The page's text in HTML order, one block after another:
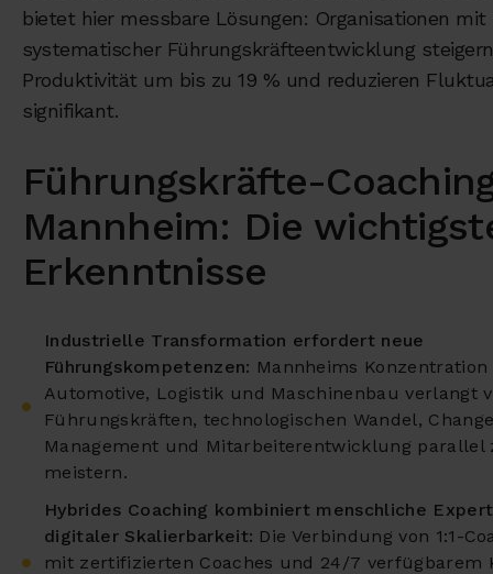
bietet hier messbare Lösungen: Organisationen mit
systematischer Führungskräfteentwicklung
Produktivität um bis zu 19 % und reduzieren
signifikant.
Führungskräfte-
Mannheim: Die
Erkenntnisse
Industrielle Transformation erfordert neue
Führungskompetenzen: Mannheims
Automotive, Logistik und Maschinenbau verlangt
Führungskräften, technologischen Wandel,
Management und Mitarbeiterentwicklung parallel
meistern.
Hybrides Coaching kombiniert menschliche
digitaler Skalierbarkeit: Die Verbindung von 1:1-
mit zertifizierten Coaches und 24/7 verfügbarem